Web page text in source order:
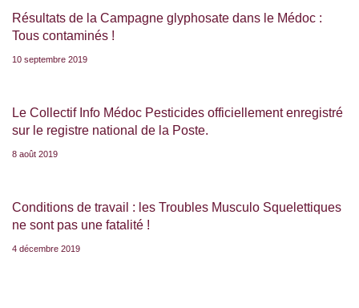
Résultats de la Campagne glyphosate dans le Médoc :
Tous contaminés !
10 septembre 2019
Le Collectif Info Médoc Pesticides officiellement enregistré
sur le registre national de la Poste.
8 août 2019
Conditions de travail : les Troubles Musculo Squelettiques
ne sont pas une fatalité !
4 décembre 2019